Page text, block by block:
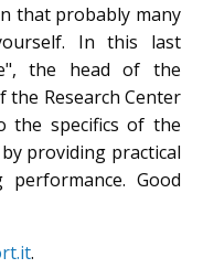
that probably many
In this last
the head of the
Research Center
the specifics of the
providing practical
Good
.